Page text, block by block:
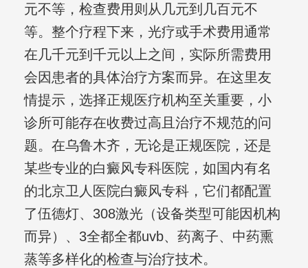
元不等，检查费用则从几元到几百元不
等。整个疗程下来，光疗或手术费用通常
在几千元到千元以上之间，实际所需费用
会因患者的具体治疗方案而异。在这里友
情提示，选择正规医疗机构至关重要，小
诊所可能存在收费过高且治疗不规范的问
题。在乌鲁木齐，无论是正规医院，还是
某些专业的白癜风专科医院，如国内有名
的北京卫人医院白癜风专科，它们都配置
了伍德灯、308激光（设备类型可能因机构
而异）、3全都全都uvb、药离子、中药熏
蒸等多样化的检查与治疗技术。